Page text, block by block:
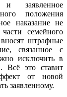
заявленное
положения
наказание не
семейного
штрафные
связанное с
исключить в
Всё это ставит
от новой
заявленному.